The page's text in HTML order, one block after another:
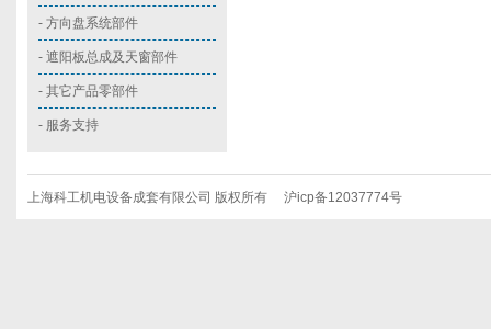
- 方向盘系统部件
- 遮阳板总成及天窗部件
- 其它产品零部件
- 服务支持
上海科工机电设备成套有限公司 版权所有 沪icp备12037774号